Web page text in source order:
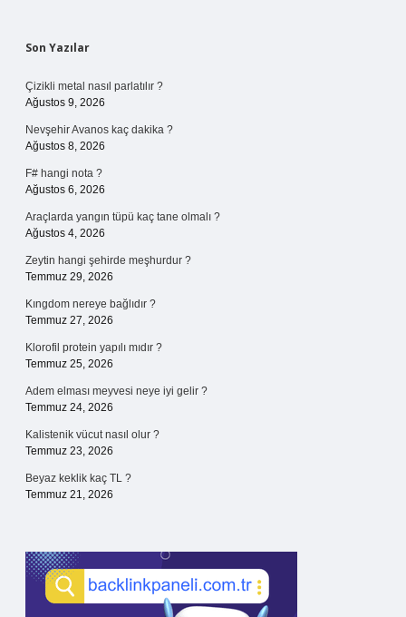
Sidebar
Son Yazılar
Çizikli metal nasıl parlatılır ?
Ağustos 9, 2026
Nevşehir Avanos kaç dakika ?
Ağustos 8, 2026
F# hangi nota ?
Ağustos 6, 2026
Araçlarda yangın tüpü kaç tane olmalı ?
Ağustos 4, 2026
Zeytin hangi şehirde meşhurdur ?
Temmuz 29, 2026
Kıngdom nereye bağlıdır ?
Temmuz 27, 2026
Klorofil protein yapılı mıdır ?
Temmuz 25, 2026
Adem elması meyvesi neye iyi gelir ?
Temmuz 24, 2026
Kalistenik vücut nasıl olur ?
Temmuz 23, 2026
Beyaz keklik kaç TL ?
Temmuz 21, 2026